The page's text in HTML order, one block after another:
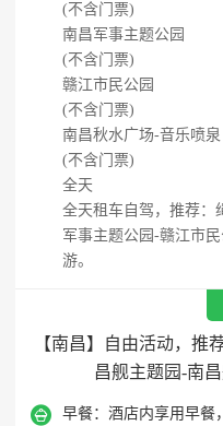
(不含门票)
南昌军事主题公园
(不含门票)
赣江市民公园
(不含门票)
南昌秋水广场-音乐喷泉
(不含门票)
全天
全天租车自驾，推荐：
军事主题公园-赣江市
游。
【南昌】自由活动，推
昌舰主题园-南
 早餐： 酒店内享用早餐